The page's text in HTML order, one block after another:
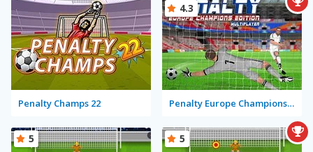
Penalty Champs 22 Penalty Europe Champions Edition Multiplayer
4.3
5 5